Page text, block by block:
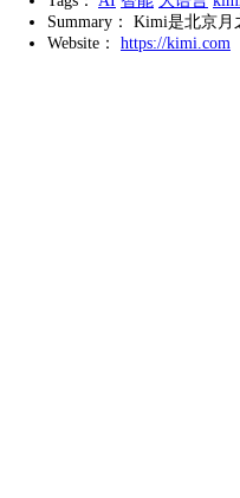
Summary：
Kimi是北京月
Website：
https://kimi.com